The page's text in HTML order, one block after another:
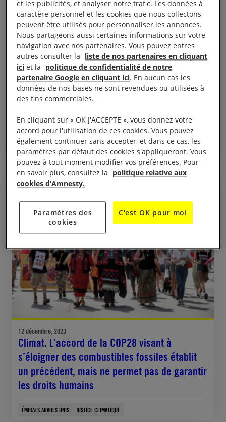
6 février, 2024
Émirats arabes unis. Les autorités « tournent
en dérision la justice » en menant des procès
barreaux
ÉMIRATS ARABES UNIS LIBERTÉ D'EXPRESSION
12 décembre, 2023
Climat. L’accord de la COP28 visant à
s’éloigner des combustibles fossiles établit
un précédent, mais ne permet pas de garantir
les droits humains
ÉMIRATS ARABES UNIS JUSTICE CLIMATIQUE
et les publicités, et analyser notre trafic. Les données à
caractère personnel et les cookies que nous collectons
peuvent être utilisés pour personnaliser les annonces.
Nous partageons aussi certaines informations sur votre
navigation avec nos partenaires. Vous pouvez entres
autres consulter la liste de nos partenaires en cliquant
ici et la politique de confidentialité de notre
partenaire Google en cliquant ici. En aucun cas les
données de nos bases ne sont revendues ou utilisées à
des fins commerciales.
En cliquant sur « OK J'ACCEPTE », vous donnez votre
accord pour l'utilisation de ces cookies. Vous pouvez
également continuer sans accepter, et dans ce cas, les
paramètres par défaut des cookies s'appliqueront. Vous
pouvez à tout moment modifier vos préférences. Pour
en savoir plus, consultez la politique relative aux
cookies d’Amnesty.
Paramètres des
cookies
C'est OK pour moi